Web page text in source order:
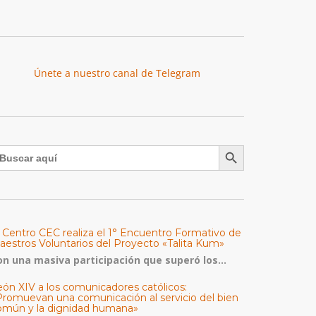
Únete a nuestro canal de Telegram
Botón de búsqueda
Centro CEC realiza el 1° Encuentro Formativo de
Voluntarios del Proyecto «Talita Kum»
una masiva participación que superó los...
XIV a los comunicadores católicos:
una comunicación al servicio del bien
y la dignidad humana»